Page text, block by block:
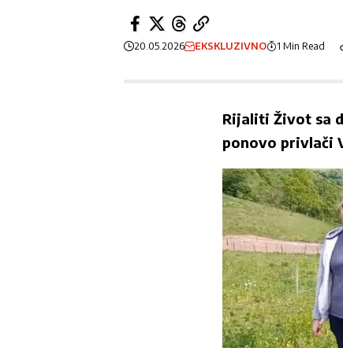
20.05.2026 EKSKLUZIVNO 1 Min Read
Rijaliti Život sa
ponovo privlači